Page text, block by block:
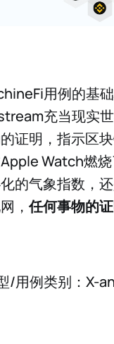
用例的基
充当现实
证明，指示区
Watch燃
的气象指数，
，任何事物的
/用例类别：X-